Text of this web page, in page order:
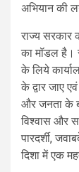
अभियान की
राज्य
का मॉडल है।
के लिये
के द्वार जाए
और जनता के
विश्वास और
पारदर्शी,
दिशा में एक